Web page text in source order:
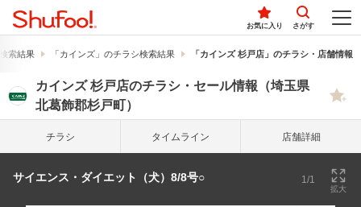
お気に入り さがす
索結果 「カインズ」のチラシ検索結果 「カインズ 杉戸店」のチラシ・店舗情報
カインズ 杉戸店のチラシ・セール情報（埼玉県
北葛飾郡杉戸町）
チラシ タイム ライン 店舗詳細
サイエンス・ダイエット（犬）8/8号○ 1/1
拡大